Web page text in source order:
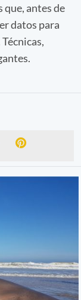
que, antes de
datos para